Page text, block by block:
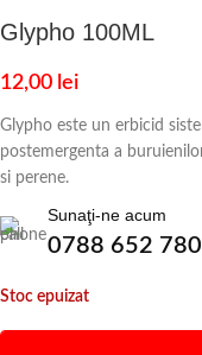
Glypho 100ML
12,00 lei
Glypho este un erbicid
postemergenta a
si perene.
Sunaţi-ne acum
0788 652 780
Stoc epuizat